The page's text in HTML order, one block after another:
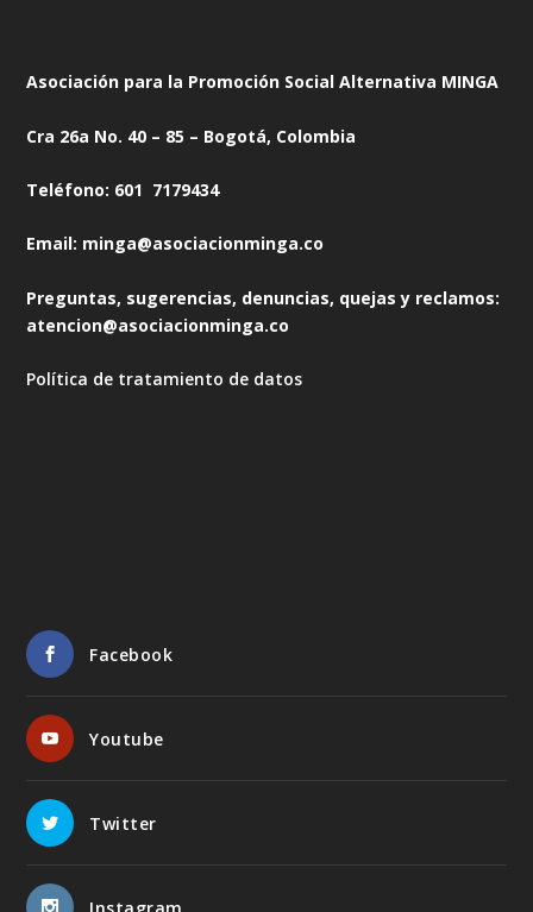
Asociación para la Promoción Social Alternativa MINGA
Cra 26a No. 40 – 85 – Bogotá, Colombia
Teléfono: 601 7179434
Email: minga@asociacionminga.co
Preguntas, sugerencias, denuncias, quejas y reclamos:
atencion@asociacionminga.co
Política de tratamiento de datos
Facebook
Youtube
Twitter